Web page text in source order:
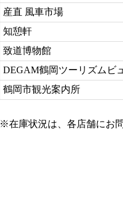
産直 風車市場
知憩軒
致道博物館
DEGAM鶴岡ツーリズムビ
鶴岡市観光案内所
※在庫状況は、各店舗にお